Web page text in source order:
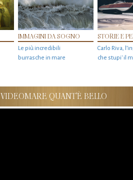
IMMAGINI DA SOGNO
Le più incredibili
burrasche in mare
STORIE E
Carlo Riva,
che stupi' il
VIDEOMARE QUANT'È BELLO